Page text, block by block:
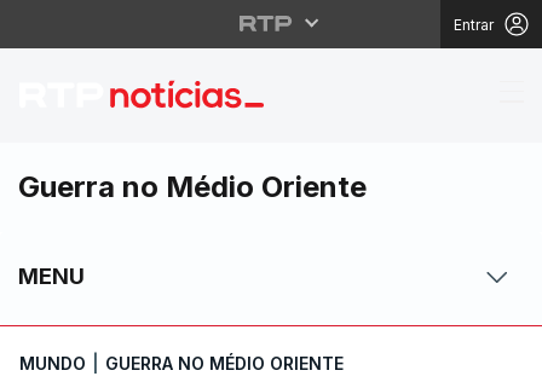
Entrar
Líder da oposição
Guerra no Médio Oriente
MENU
MUNDO GUERRA NO MÉDIO ORIENTE